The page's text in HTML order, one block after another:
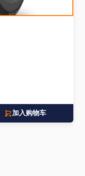
加入购物车